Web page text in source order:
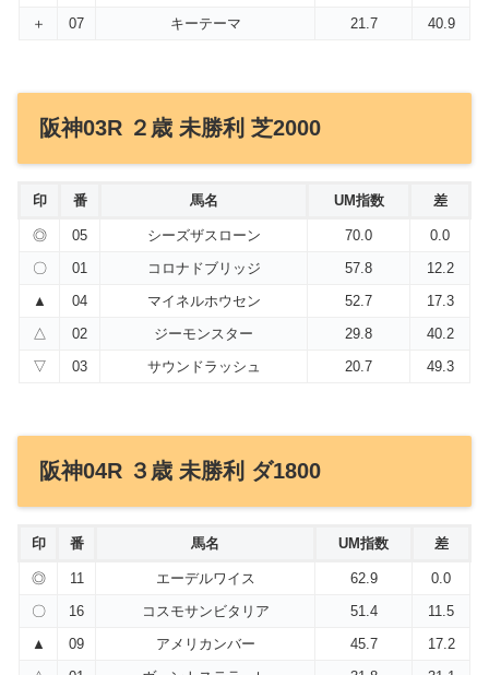
＋
07 キーテーマ 21.7 40.9
阪神03R ２歳 未勝利 芝2000
印 番 馬名 UM指数 差
◎ 05 シーズザスローン 70.0
0.0
〇
01 コロナドブリッジ 57.8
12.2
▲
04 マイネルホウセン 52.7
17.3
△
02 ジーモンスター 29.8
40.2
▽
03 サウンドラッシュ 20.7 49.3
阪神04R ３歳 未勝利 ダ1800
印 番 馬名 UM指数 差
◎ 11 エーデルワイス 62.9
0.0
〇
16 コスモサンビタリア 51.4
11.5
▲
09 アメリカンバー 45.7
17.2